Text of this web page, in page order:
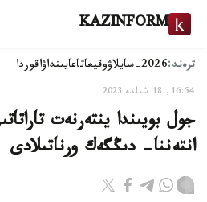
KAZINFORM
ترەند:2026-سايلاۋ وقيعاتاعايىنداۋاقوردا
16:54, 18 شىلدە 2023
انتەننا- دىڭگەك ورناتىلادى